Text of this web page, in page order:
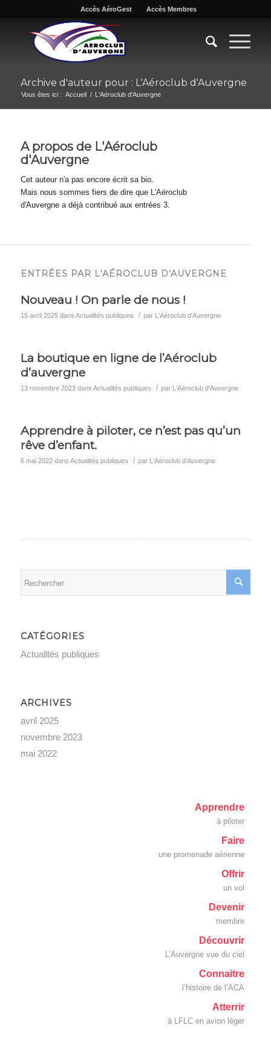
Accès AéroGest Accès Membres
Archive d'auteur pour : L'Aéroclub d'Auvergne
Vous êtes ici : Accueil / L'Aéroclub d'Auvergne
A propos de L'Aéroclub
d'Auvergne
Cet auteur n'a pas encore écrit sa bio.
Mais nous sommes fiers de dire que L'Aéroclub
d'Auvergnea déjà contribué aux entrées 3.
ENTRÉES PAR L'AÉROCLUB D'AUVERGNE
Nouveau ! On parle de nous !
15 avril 2025 dans Actualités publiques / par L'Aéroclub d'Auvergne
La boutique en ligne de l’Aéroclub
d’auvergne
13 novembre 2023 dans Actualités publiques / par L'Aéroclub d'Auvergne
Apprendre à piloter, ce n’est pas qu’un
rêve d’enfant.
6 mai 2022 dans Actualités publiques / par L'Aéroclub d'Auvergne
CATÉGORIES
Actualités publiques
ARCHIVES
avril 2025
novembre 2023
mai 2022
Apprendre
à piloter
Faire
une promenade aérienne
Offrir
un vol
Devenir
membre
Découvrir
L’Auvergne vue du ciel
Connaitre
l’histoire de l’ACA
Atterrir
à LFLC en avion léger